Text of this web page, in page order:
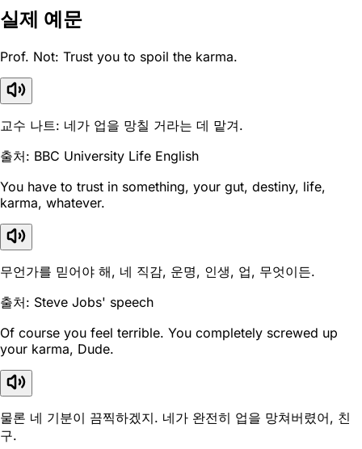
실제 예문
Prof. Not: Trust you to spoil the karma.
교수 나트: 네가 업을 망칠 거라는 데 맡겨.
출처: BBC University Life English
You have to trust in something, your gut, destiny, life,
karma, whatever.
무언가를 믿어야 해, 네 직감, 운명, 인생, 업, 무엇이든.
출처: Steve Jobs' speech
Of course you feel terrible. You completely screwed up
your karma, Dude.
물론 네 기분이 끔찍하겠지. 네가 완전히 업을 망쳐버렸어, 친
구.